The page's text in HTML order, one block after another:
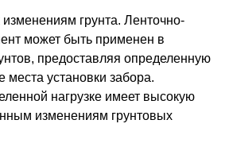
грунта. Ленточно-
может быть применен в
предоставляя определенную
места установки забора.
нагрузке имеет высокую
изменениям грунтовых